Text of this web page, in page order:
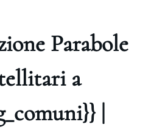
Parabole
a
|